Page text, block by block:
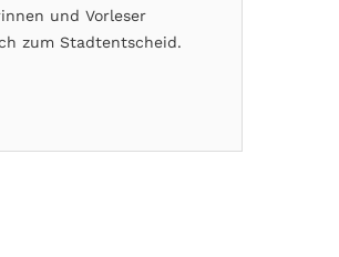
und Vorleser
zum Stadtentscheid.